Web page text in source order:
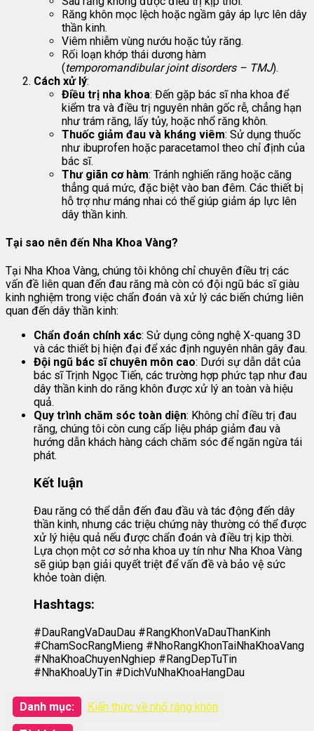
Răng khôn mọc lệch hoặc ngầm gây áp lực lên dây
thần kinh.
Viêm nhiễm vùng nướu hoặc tủy răng.
Rối loạn khớp thái dương hàm
(temporomandibular joint disorders – TMJ).
Cách xử lý:
Điều trị nha khoa: Đến gặp bác sĩ nha khoa để
kiểm tra và điều trị nguyên nhân gốc rễ, chẳng hạn
như trám răng, lấy tủy, hoặc nhổ răng khôn.
Thuốc giảm đau và kháng viêm: Sử dụng thuốc
như ibuprofen hoặc paracetamol theo chỉ định của
bác sĩ.
Thư giãn cơ hàm: Tránh nghiến răng hoặc căng
thẳng quá mức, đặc biệt vào ban đêm. Các thiết bị
hỗ trợ như máng nhai có thể giúp giảm áp lực lên
dây thần kinh.
Tại sao nên đến Nha Khoa Vàng?
Tại Nha Khoa Vàng, chúng tôi không chỉ chuyên điều trị các
vấn đề liên quan đến đau răng mà còn có đội ngũ bác sĩ giàu
kinh nghiệm trong việc chẩn đoán và xử lý các biến chứng liên
quan đến dây thần kinh:
Chẩn đoán chính xác: Sử dụng công nghệ X-quang 3D
và các thiết bị hiện đại để xác định nguyên nhân gây đau.
Đội ngũ bác sĩ chuyên môn cao: Dưới sự dẫn dắt của
bác sĩ Trịnh Ngọc Tiến, các trường hợp phức tạp như đau
dây thần kinh do răng khôn được xử lý an toàn và hiệu
quả.
Quy trình chăm sóc toàn diện: Không chỉ điều trị đau
răng, chúng tôi còn cung cấp liệu pháp giảm đau và
hướng dẫn khách hàng cách chăm sóc để ngăn ngừa tái
phát.
Kết luận
Đau răng có thể dẫn đến đau đầu và tác động đến dây
thần kinh, nhưng các triệu chứng này thường có thể được
xử lý hiệu quả nếu được chẩn đoán và điều trị kịp thời.
Lựa chọn một cơ sở nha khoa uy tín như Nha Khoa Vàng
sẽ giúp bạn giải quyết triệt để vấn đề và bảo vệ sức
khỏe toàn diện.
Hashtags:
#DauRangVaDauDau #RangKhonVaDauThanKinh
#ChamSocRangMieng #NhoRangKhonTaiNhaKhoaVang
#NhaKhoaChuyenNghiep #RangDepTuTin
#NhaKhoaUyTin #DichVuNhaKhoaHangDau
Danh mục: Kiến thức về nhổ răng khôn